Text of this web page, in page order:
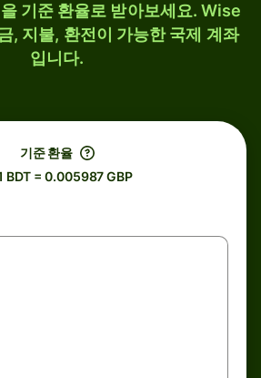
기준 환율로 받아보세요. Wise
, 지불, 환전이 가능한 국제 계좌
입니다.
기준 환율
BDT = 0.005987 GBP